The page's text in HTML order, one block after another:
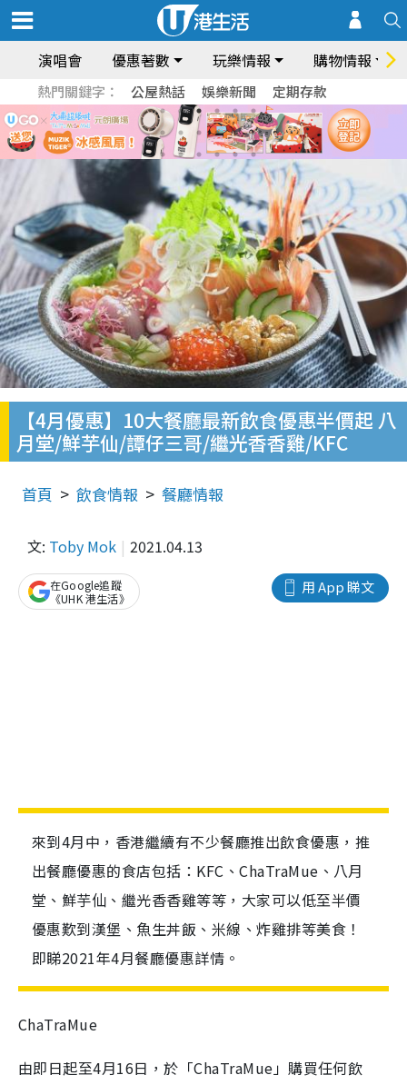
演唱會 優惠著數 玩樂情報 購物情報
熱門關鍵字： 公屋熱話 娛樂新聞 定期存款
【4月優惠】10大餐廳最新飲食優惠半價起 八
月堂/鮮芋仙/譚仔三哥/繼光香香雞/KFC
首頁 飲食情報 餐廳情報
文: Toby Mok 2021.04.13
用 App 睇文
在Google追蹤
《UHK 港生活》
來到4月中，香港繼續有不少餐廳推出飲食優惠，推
出餐廳優惠的食店包括：KFC、ChaTraMue、八月
堂、鮮芋仙、繼光香香雞等等，大家可以低至半價
優惠歎到漢堡、魚生丼飯、米線、炸雞排等美食！
即睇2021年4月餐廳優惠詳情。
ChaTraMue
由即日起至4月16日，於「ChaTraMue」購買任何飲